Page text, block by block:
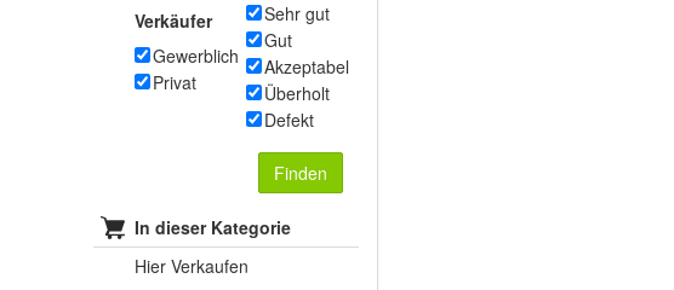
Verkäufer
Gewerblich
Privat
Sehr gut
Gut
Akzeptabel
Überholt
Defekt
Finden
In dieser Kategorie
Hier Verkaufen